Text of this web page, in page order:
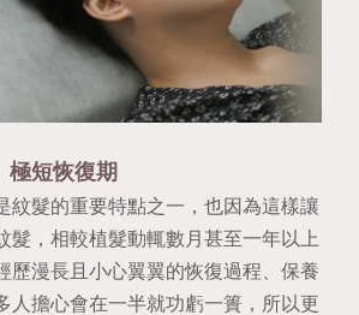
極短恢復期
紋髮的重要特點之一，也因為這樣讓
髮，相較植髮動輒數月甚至一年以上
歷漫長且小心翼翼的恢復過程、保養
人擔心會在一半就功虧一簣，所以更